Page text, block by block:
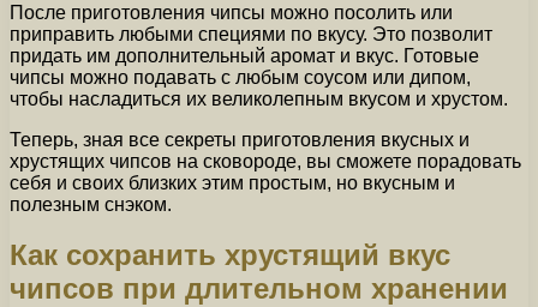
После приготовления чипсы можно посолить или
приправить любыми специями по вкусу. Это позволит
придать им дополнительный аромат и вкус. Готовые
чипсы можно подавать с любым соусом или дипом,
чтобы насладиться их великолепным вкусом и хрустом.
Теперь, зная все секреты приготовления вкусных и
хрустящих чипсов на сковороде, вы сможете порадовать
себя и своих близких этим простым, но вкусным и
полезным снэком.
Как сохранить хрустящий вкус
чипсов при длительном хранении